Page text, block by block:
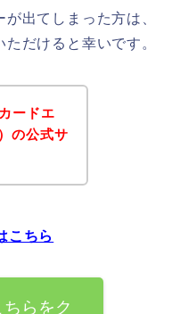
出てしまった方は、
だけると幸いです。
ードエ
の公式サ
こちら
らをク